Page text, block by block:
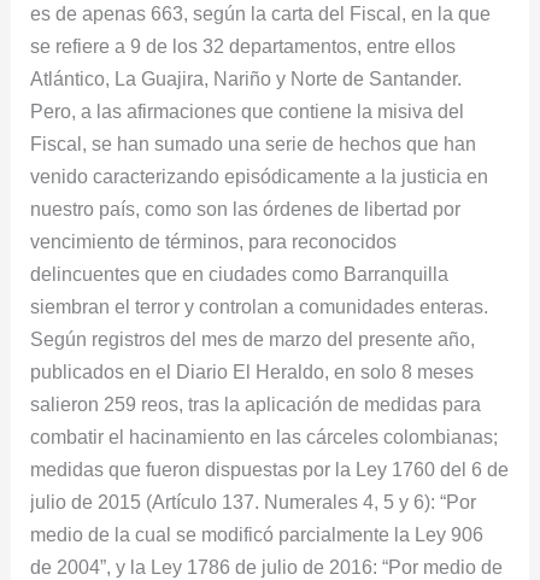
es de apenas 663, según la carta del Fiscal, en la que
se refiere a 9 de los 32 departamentos, entre ellos
Atlántico, La Guajira, Nariño y Norte de Santander.
Pero, a las afirmaciones que contiene la misiva del
Fiscal, se han sumado una serie de hechos que han
venido caracterizando episódicamente a la justicia en
nuestro país, como son las órdenes de libertad por
vencimiento de términos, para reconocidos
delincuentes que en ciudades como Barranquilla
siembran el terror y controlan a comunidades enteras.
Según registros del mes de marzo del presente año,
publicados en el Diario El Heraldo, en solo 8 meses
salieron 259 reos, tras la aplicación de medidas para
combatir el hacinamiento en las cárceles colombianas;
medidas que fueron dispuestas por la Ley 1760 del 6 de
julio de 2015 (Artículo 137. Numerales 4, 5 y 6): “Por
medio de la cual se modificó parcialmente la Ley 906
de 2004”, y la Ley 1786 de julio de 2016: “Por medio de